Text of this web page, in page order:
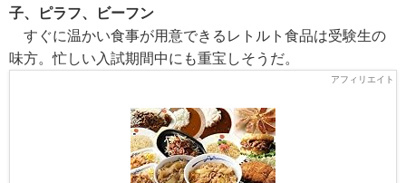
子、ピラフ、ビーフン
すぐに温かい食事が用意できるレトルト食品は受験生の
味方。忙しい入試期間中にも重宝しそうだ。